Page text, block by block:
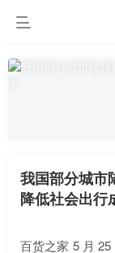
我国部分城市
降低社会出行
百货之家 5 月